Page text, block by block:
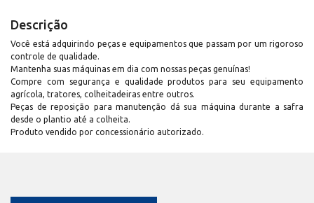
Descrição
Você está adquirindo peças e equipamentos que passam por um rigoroso
controle de qualidade.
Mantenha suas máquinas em dia com nossas peças genuínas!
Compre com segurança e qualidade produtos para seu equipamento
agrícola, tratores, colheitadeiras entre outros.
Peças de reposição para manutenção dá sua máquina durante a safra
desde o plantio até a colheita.
Produto vendido por concessionário autorizado.